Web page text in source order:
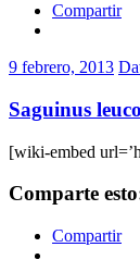
Compartir
9 febrero, 2013
Saguinus
[wiki-embed
Comparte
Compartir